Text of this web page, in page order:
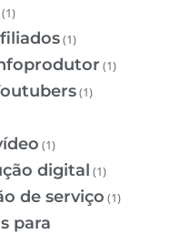
(1)
(1)
(1)
(1)
(1)
digital (1)
de serviço (1)
para